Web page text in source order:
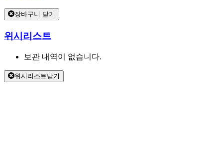
장바구니 닫기
위시리스트
보관 내역이 없습니다.
위시리스트닫기